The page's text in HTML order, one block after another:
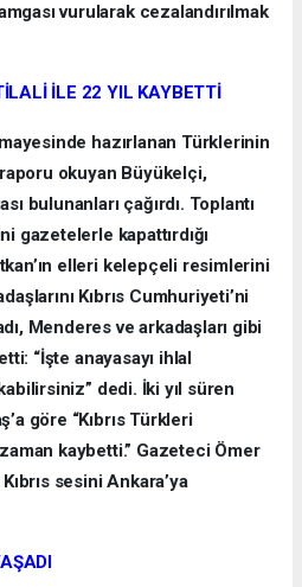
vurularak cezalandırılmak
İLE 22 YIL KAYBETTİ
hazırlanan Türklerinin
okuyan Büyükelçi,
bulunanları çağırdı. Toplantı
gazetelerle kapattırdığı
elleri kelepçeli resimlerini
Kıbrıs Cumhuriyeti’ni
Menderes ve arkadaşları gibi
“İşte anayasayı ihlal
dedi. İki yıl süren
göre “Kıbrıs Türkleri
kaybetti.” Gazeteci Ömer
sesini Ankara’ya